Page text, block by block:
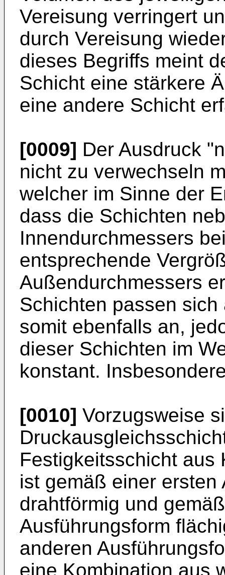
Vereisung verringert
durch Vereisung
dieses Begriffs meint
Schicht eine stärkere
eine andere Schicht
[0009] Der Ausdruck
nicht zu verwechseln
welcher im Sinne der
dass die Schichten
Innendurchmessers
entsprechende
Außendurchmessers
Schichten passen
somit ebenfalls an,
dieser Schichten im
konstant.
[0010] Vorzugsweise
Festigkeitsschicht aus
ist gemäß einer ersten
drahtförmig und
Ausführungsform
anderen
eine Kombination aus